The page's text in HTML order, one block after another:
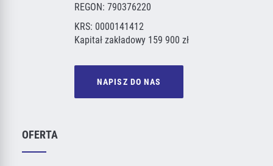
REGON: 790376220
KRS: 0000141412
Kapitał zakładowy 159 900 zł
NAPISZ DO NAS
OFERTA